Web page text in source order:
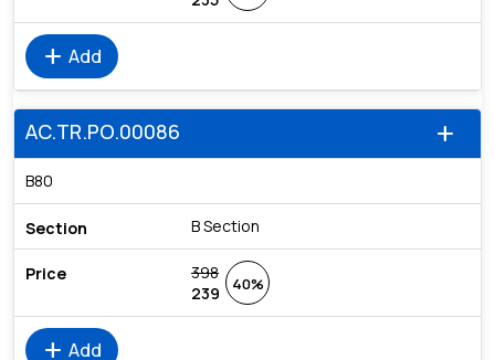
add Add
add
AC.TR.PO.00086
B80
B Section
398
239
40%
add Add